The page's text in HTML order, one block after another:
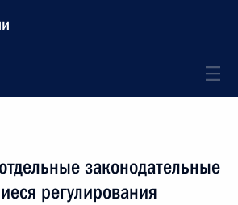
законодательные
регулирования